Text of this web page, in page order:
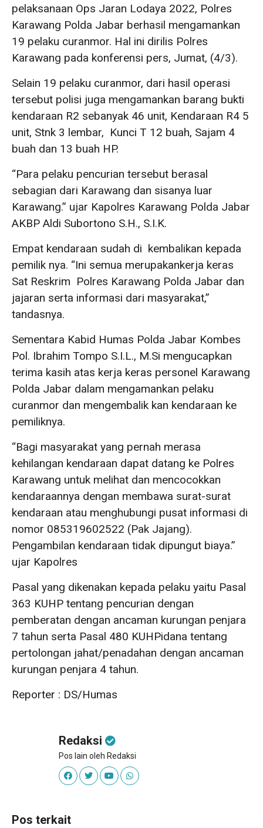
pelaksanaan Ops Jaran Lodaya 2022, Polres
Karawang Polda Jabar berhasil mengamankan
19 pelaku curanmor. Hal ini dirilis Polres
Karawang pada konferensi pers, Jumat, (4/3).
Selain 19 pelaku curanmor, dari hasil operasi
tersebut polisi juga mengamankan barang bukti
kendaraan R2 sebanyak 46 unit, Kendaraan R4 5
unit, Stnk 3 lembar, Kunci T 12 buah, Sajam 4
buah dan 13 buah HP.
“Para pelaku pencurian tersebut berasal
sebagian dari Karawang dan sisanya luar
Karawang.” ujar Kapolres Karawang Polda Jabar
AKBP Aldi Subortono S.H., S.I.K.
Empat kendaraan sudah di kembalikan kepada
pemilik nya. “Ini semua merupakankerja keras
Sat Reskrim Polres Karawang Polda Jabar dan
jajaran serta informasi dari masyarakat,”
tandasnya.
Sementara Kabid Humas Polda Jabar Kombes
Pol. Ibrahim Tompo S.I.L., M.Si mengucapkan
terima kasih atas kerja keras personel Karawang
Polda Jabar dalam mengamankan pelaku
curanmor dan mengembalik kan kendaraan ke
pemiliknya.
“Bagi masyarakat yang pernah merasa
kehilangan kendaraan dapat datang ke Polres
Karawang untuk melihat dan mencocokkan
kendaraannya dengan membawa surat-surat
kendaraan atau menghubungi pusat informasi di
nomor 085319602522 (Pak Jajang).
Pengambilan kendaraan tidak dipungut biaya.”
ujar Kapolres
Pasal yang dikenakan kepada pelaku yaitu Pasal
363 KUHP tentang pencurian dengan
pemberatan dengan ancaman kurungan penjara
7 tahun serta Pasal 480 KUHPidana tentang
pertolongan jahat/penadahan dengan ancaman
kurungan penjara 4 tahun.
Reporter : DS/Humas
Redaksi
Pos lain oleh Redaksi
Pos terkait